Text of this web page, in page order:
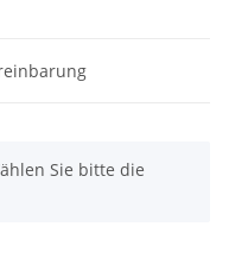
Sie bitte die